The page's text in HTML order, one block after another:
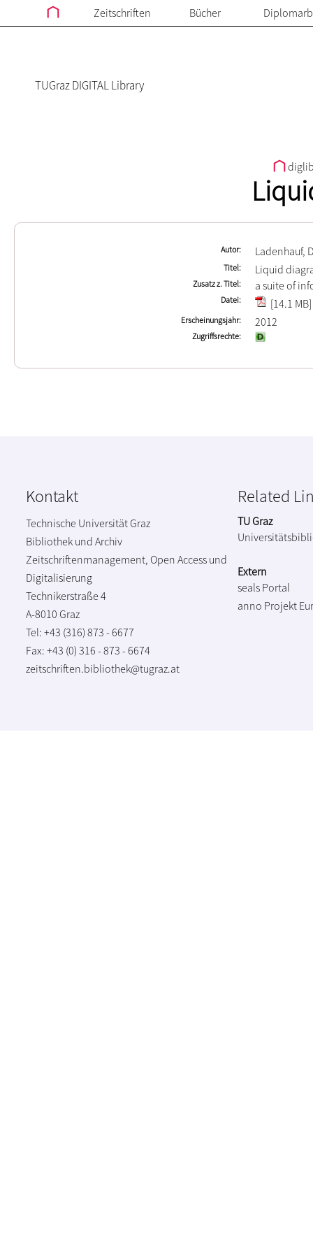
Zeitschriften Bücher
TUGraz DIGITAL Library
Autor Ladenhauf,
Titel Liquid
Zusatz z. Titel a suite of
Datei [14.1 MB]
Erscheinungsjahr 2012
Zugriffsrechte
Kontakt
Technische Universität Graz
Bibliothek und Archiv
Zeitschriftenmanagement, Open Access und
Digitalisierung
Technikerstraße 4
A-8010 Graz
Tel: +43 (316) 873 - 6677
Fax: +43 (0) 316 - 873 - 6674
zeitschriften.bibliothek@tugraz.at
Related
TU Graz
Extern
seals Portal
anno Projekt